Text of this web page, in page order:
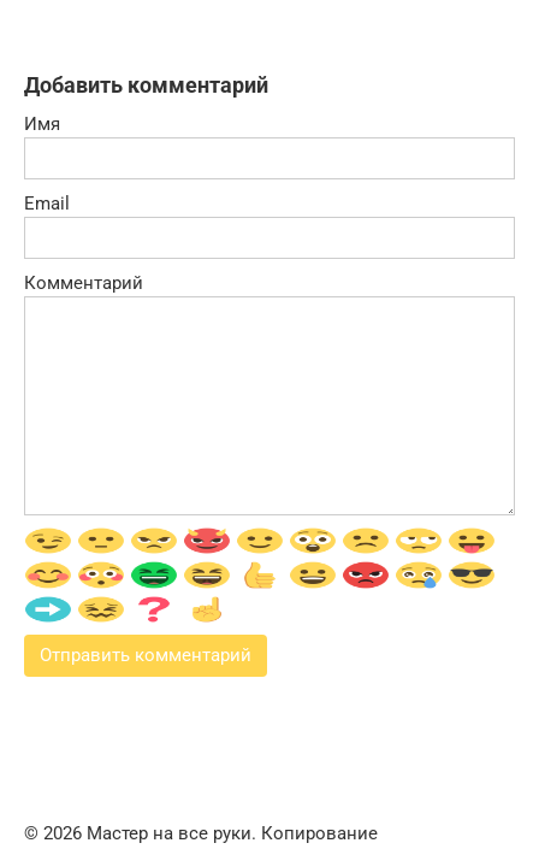
Добавить комментарий
Имя
Email
Комментарий
© 2026 Мастер на все руки. Копирование